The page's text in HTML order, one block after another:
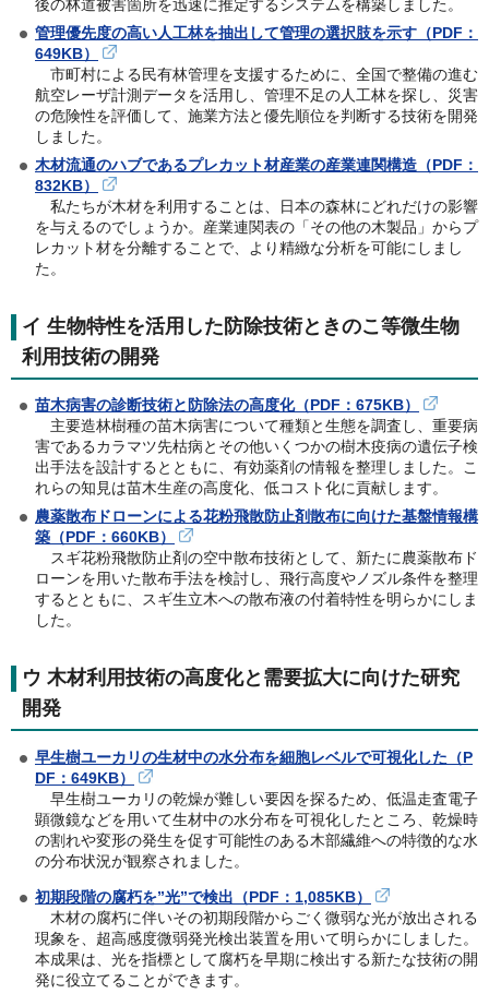
後の林道被害箇所を迅速に推定するシステムを構築しました。
管理優先度の高い人工林を抽出して管理の選択肢を示す（PDF：
649KB）
市町村による民有林管理を支援するために、全国で整備の進む
航空レーザ計測データを活用し、管理不足の人工林を探し、災害
の危険性を評価して、施業方法と優先順位を判断する技術を開発
しました。
木材流通のハブであるプレカット材産業の産業連関構造（PDF：
832KB）
私たちが木材を利用することは、日本の森林にどれだけの影響
を与えるのでしょうか。産業連関表の「その他の木製品」からプ
レカット材を分離することで、より精緻な分析を可能にしまし
た。
イ 生物特性を活用した防除技術ときのこ等微生物
利用技術の開発
苗木病害の診断技術と防除法の高度化（PDF：675KB）
主要造林樹種の苗木病害について種類と生態を調査し、重要病
害であるカラマツ先枯病とその他いくつかの樹木疫病の遺伝子検
出手法を設計するとともに、有効薬剤の情報を整理しました。こ
れらの知見は苗木生産の高度化、低コスト化に貢献します。
農薬散布ドローンによる花粉飛散防止剤散布に向けた基盤情報構
築（PDF：660KB）
スギ花粉飛散防止剤の空中散布技術として、新たに農薬散布ド
ローンを用いた散布手法を検討し、飛行高度やノズル条件を整理
するとともに、スギ生立木への散布液の付着特性を明らかにしま
した。
ウ 木材利用技術の高度化と需要拡大に向けた研究
開発
早生樹ユーカリの生材中の水分布を細胞レベルで可視化した（P
DF：649KB）
早生樹ユーカリの乾燥が難しい要因を探るため、低温走査電子
顕微鏡などを用いて生材中の水分布を可視化したところ、乾燥時
の割れや変形の発生を促す可能性のある木部繊維への特徴的な水
の分布状況が観察されました。
初期段階の腐朽を”光”で検出（PDF：1,085KB）
木材の腐朽に伴いその初期段階からごく微弱な光が放出される
現象を、超高感度微弱発光検出装置を用いて明らかにしました。
本成果は、光を指標として腐朽を早期に検出する新たな技術の開
発に役立てることができます。